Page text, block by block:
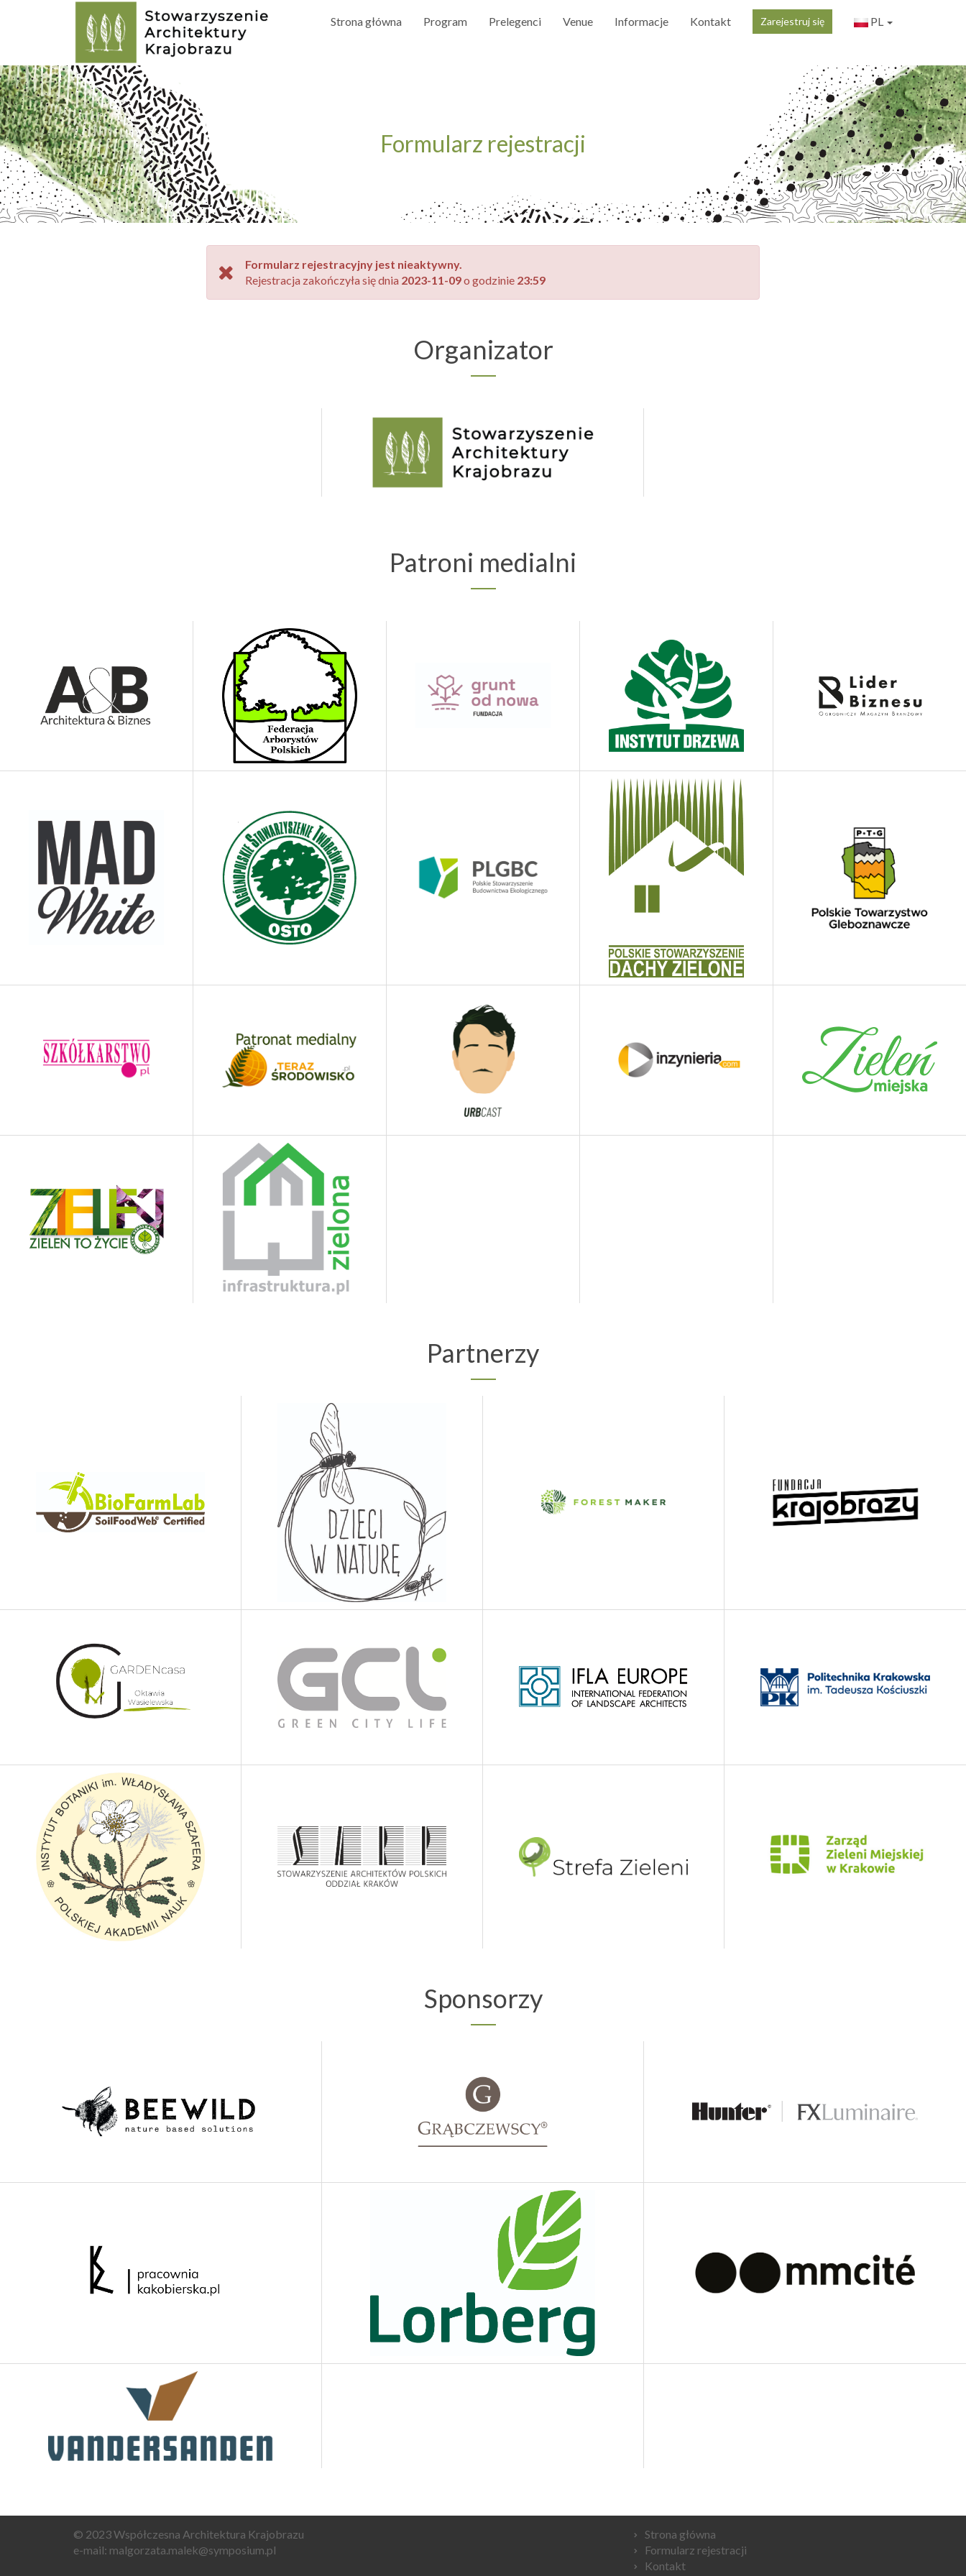
Strona główna Program Prelegenci Venue Informacje Kontakt Zarejestruj się PL
Formularz rejestracji
Formularz rejestracyjny jest nieaktywny.
Rejestracja zakończyła się dnia 2023-11-09o godzinie 23:59
Organizator
Patroni medialni
Partnerzy
Sponsorzy
© 2023 Współczesna Architektura Krajobrazu
e-mail: malgorzata.malek@symposium.pl
Strona główna
Formularz rejestracji
Kontakt